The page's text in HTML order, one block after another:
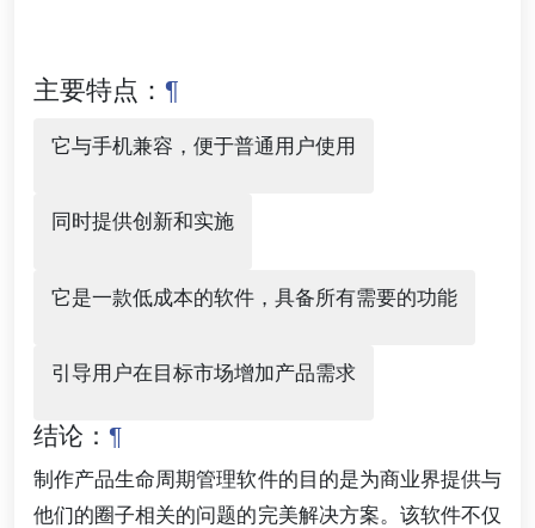
主要特点： ¶
它与手机兼容，便于普通用户使用
同时提供创新和实施
它是一款低成本的软件，具备所有需要的功能
引导用户在目标市场增加产品需求
结论： ¶
制作产品生命周期管理软件的目的是为商业界提供与
他们的圈子相关的问题的完美解决方案。该软件不仅